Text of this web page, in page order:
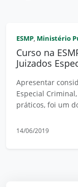
ESMP, Ministério
Curso na
Juizados
Apresentar
Especial
práticos, foi um
14/06/2019